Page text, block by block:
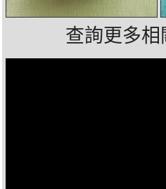
查詢更多